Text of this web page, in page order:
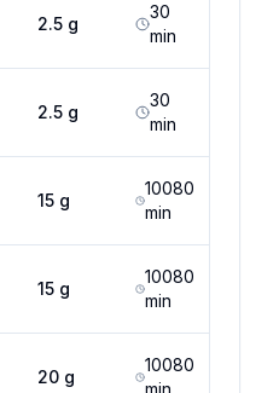
2.5 g
30
min
2.5 g
30
min
15 g
10080
min
15 g
10080
min
20 g
10080
min